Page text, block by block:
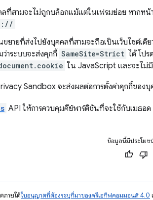
ที่สามจะไม่ถูกบล็อกแม้แต่ในเฟรมย่อย หากห
ขยายที่ส่งไปยังบุคคลที่สามจะถือเป็นเว็บไซต์
ว่าระบบจะส่งคุกกี้ SameSite=Strict ได้ โปร
ใน JavaScript และจะไม่
Sandbox จะส่งผลต่อการตั้งค่าคุกกี้ของ
API ให้การควบคุมคีย์พาร์ติชันที่จะใช้กับเมธอ
ข้อมูลนี้มีประโยช
ภายใต้ใบอนุญาตที่ต้องระบุที่มาของครีเอทีฟคอมมอนส์ 4.0